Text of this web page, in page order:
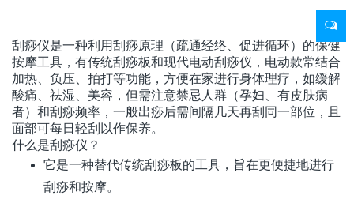
刮痧仪是一种利用刮痧原理（疏通经络、促进循环）的保健
按摩工具，有传统刮痧板和现代电动刮痧仪，电动款常结合
加热、负压、拍打等功能，方便在家进行身体理疗，如缓解
酸痛、祛湿、美容，但需注意禁忌人群（孕妇、有皮肤病
者）和刮痧频率，一般出痧后需间隔几天再刮同一部位，且
面部可每日轻刮以作保养。
什么是刮痧仪？
它是一种替代传统刮痧板的工具，旨在更便捷地进行
刮痧和按摩。